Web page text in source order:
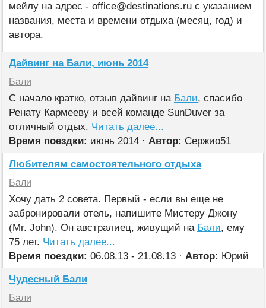
мейлу на адрес - office@destinations.ru c указанием
названия, места и времени отдыха (месяц, год) и
автора.
Дайвинг на Бали, июнь 2014
Бали
С начало кратко, отзыв дайвинг на Бали, спасибо
Ренату Кармееву и всей команде SunDuver за
отличный отдых. Читать далее...
Время поездки: июнь 2014 · Автор: Сержио51
Любителям самостоятельного отдыха
Бали
Хочу дать 2 совета. Первый - если вы еще не
забронировали отель, напишите Мистеру Джону
(Mr. John). Он австралиец, живущий на Бали, ему
75 лет. Читать далее...
Время поездки: 06.08.13 - 21.08.13 · Автор: Юрий
Чудесный Бали
Бали